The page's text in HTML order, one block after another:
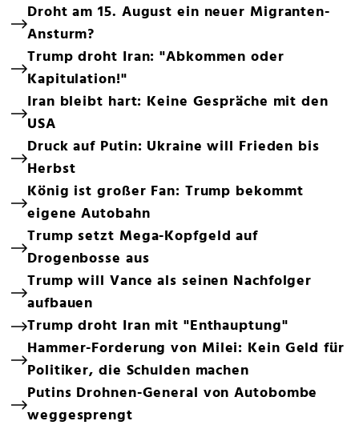
Droht am 15. August ein neuer Migranten-
Ansturm?
Trump droht Iran: "Abkommen oder
Kapitulation!"
Iran bleibt hart: Keine Gespräche mit den
USA
Druck auf Putin: Ukraine will Frieden bis
Herbst
König ist großer Fan: Trump bekommt
eigene Autobahn
Trump setzt Mega-Kopfgeld auf
Drogenbosse aus
Trump will Vance als seinen Nachfolger
aufbauen
Trump droht Iran mit "Enthauptung"
Hammer-Forderung von Milei: Kein Geld für
Politiker, die Schulden machen
Putins Drohnen-General von Autobombe
weggesprengt